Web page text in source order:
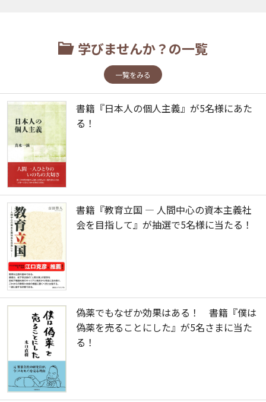
学びませんか？の一覧
一覧をみる
書籍『日本人の個人主義』が5名様にあた
る！
書籍『教育立国 ― 人間中心の資本主義社
会を目指して』が抽選で5名様に当たる！
偽薬でもなぜか効果はある！ 書籍『僕は
偽薬を売ることにした』が5名さまに当た
る！